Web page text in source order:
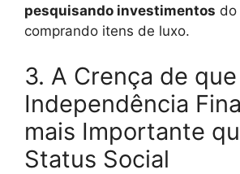
pesquisando investimentos do
comprando itens de luxo.
3. A Crença de
Independência
mais Importante
Status Social